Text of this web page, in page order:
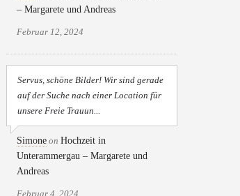
– Margarete und Andreas
Februar 12, 2024
Servus, schöne Bilder! Wir sind gerade
auf der Suche nach einer Location für
unsere Freie Trauun...
Simone on Hochzeit in
Unterammergau – Margarete und
Andreas
Februar 4, 2024